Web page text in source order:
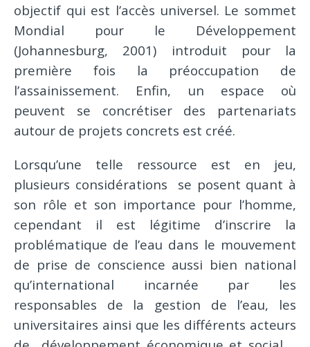
objectif qui est l’accès universel. Le sommet
Mondial pour le Développement
(Johannesburg, 2001) introduit pour la
première fois la préoccupation de
l’assainissement. Enfin, un espace où
peuvent se concrétiser des partenariats
autour de projets concrets est créé.
Lorsqu’une telle ressource est en jeu,
plusieurs considérations se posent quant à
son rôle et son importance pour l’homme,
cependant il est légitime d’inscrire la
problématique de l’eau dans le mouvement
de prise de conscience aussi bien national
qu’international incarnée par les
responsables de la gestion de l’eau, les
universitaires ainsi que les différents acteurs